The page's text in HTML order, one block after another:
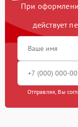
При
действует
Отправляя, Вы